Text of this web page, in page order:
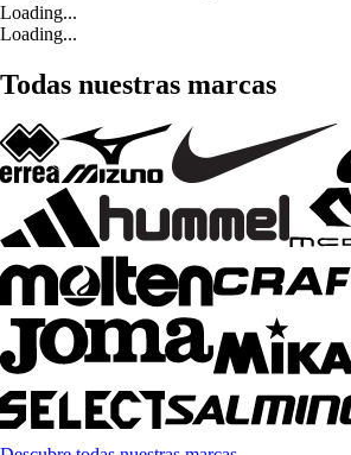
Loading...
Loading...
Todas nuestras marcas